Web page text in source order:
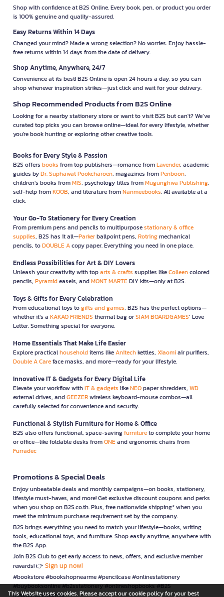
Shop with confidence at B2S Online. Every book, pen, or product you order
is 100% genuine and quality-assured.
Easy Returns Within 14 Days
Changed your mind? Made a wrong selection? No worries. Enjoy hassle-
free returns within 14 days from the date of delivery.
Shop Anytime, Anywhere, 24/7
Convenience at its best! B2S Online is open 24 hours a day, so you can
shop whenever inspiration strikes—just click and wait for your delivery.
Shop Recommended Products from B2S Online
Looking for a nearby stationery store or want to visit B2S but can't? We’ve
curated top picks you can browse online—ideal for every lifestyle, whether
you're book hunting or exploring other creative tools.
Books for Every Style & Passion
B2S offers books from top publishers—romance fromLavender, academic
guides byDr. Suphawat Pookcharoen, magazines fromPenboon,
children’s books fromMIS, psychology titles fromMugunghwa Publishing,
self-help fromKOOB, and literature fromNanmeebooks. All available at a
click.
Your Go-To Stationery for Every Creation
From premium pens and pencils to multipurposestationary & office
supplies, B2S has it all—Parkerballpoint pens, Rotringmechanical
pencils, toDOUBLE Acopy paper. Everything you need in one place.
Endless Possibilities for Art & DIY Lovers
Unleash your creativity with toparts & crafts supplies likeColleencolored
pencils, Pyramideasels, andMONT MARTEDIY kits—only at B2S.
Toys & Gifts for Every Celebration
From educational toys togifts and games, B2S has the perfect options—
whether it’s a KAKAO FRIENDS thermal bag orSIAM BOARDGAMES’ Love
Letter. Something special for everyone.
Home Essentials That Make Life Easier
Explore practicalhouseholditems likeAnitechkettles, Xiaomiair purifiers,
Double A Careface masks, and more—ready for your lifestyle.
Innovative IT & Gadgets for Every Digital Life
Elevate your workflow withIT & gadgets likeNEOpaper shredders, WD
external drives, andGEEZERwireless keyboard-mouse combos—all
carefully selected for convenience and security.
Functional & Stylish Furniture for Home & Office
B2S also offers functional, space-savingfurnitureto complete your home
or office—like foldable desks fromONEand ergonomic chairs from
Furradec
Promotions & Special Deals
Enjoy unbeatable deals and monthly campaigns—on books, stationery,
lifestyle must-haves, and more! Get exclusive discount coupons and perks
when you shop on B2S.co.th. Plus, free nationwide shipping* when you
meet the minimum purchase requirement set by the company.
B2S brings everything you need to match your lifestyle—books, writing
tools, educational toys, and furniture. Shop easily anytime, anywhere with
the B2S App.
Join B2S Club to get early access to news, offers, and exclusive member
rewards! 👉 Sign up now!
#bookstore #bookshopnearme #pencilcase #onlinestationery
#buybooksonline #b2sstationery #onlineshopbooks #B2S
#stationerynearme
This Website uses cookies. Please accept our cookie policy for your best